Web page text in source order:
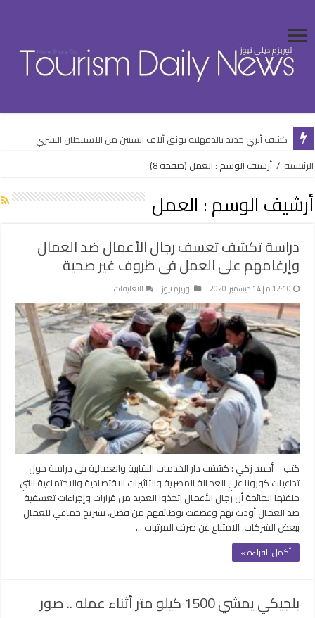
كشف أثري جديد بالدقهلية يوثق آلاف السنين من الاستيطان البشري
وزارة الإسكان تواصل طرح فرص استثمارية متنوعة من خلال المنصات الرقمية
الرئيسية / أرشيف الوسم : العمل (صفحه 8)
أرشيف الوسم : العمل
دراسة تكشف تعسف رجال الأعمال ضد العمال
وإرغامهم على العمل فى ظروف غير صحية
12:10 م | 14 ديسمبر، 2020 توريزم نيوز التعليقات
دراسة
تكشف
تعسف
رجال
الأعمال
ضد
العمال
وإرغامهم
على
العمل
فى
ظروف
غير
صحية
مغلقة
كتب – أحمد زكي : كشفت دار الخدمات النقابية والعمالية فى دراسة حول
تداعيات كورونا علي العمالة المصرية والتاثيرات الاقتصادية والاجتماعية التي
خلفتها الجائحة أن رجال الأعمال اتخذوا العديد من قرارات وإجراءات تعسفية
ضد العمال أودت بهم وعصفت بوظائفهم من فصل، تسريح جماعي للعمال
ببعض الشركات، الامتناع عن صرف المرتبات …
أكمل القراءة »
بلجيكي يمشي 1500 كيلو متر أثناء عمله .. صور